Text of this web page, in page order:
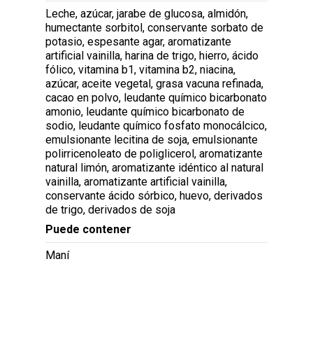
Leche, azúcar, jarabe de glucosa, almidón,
humectante sorbitol, conservante sorbato de
potasio, espesante agar, aromatizante
artificial vainilla, harina de trigo, hierro, ácido
fólico, vitamina b1, vitamina b2, niacina,
azúcar, aceite vegetal, grasa vacuna refinada,
cacao en polvo, leudante químico bicarbonato
amonio, leudante químico bicarbonato de
sodio, leudante químico fosfato monocálcico,
emulsionante lecitina de soja, emulsionante
polirricenoleato de poliglicerol, aromatizante
natural limón, aromatizante idéntico al natural
vainilla, aromatizante artificial vainilla,
conservante ácido sórbico, huevo, derivados
de trigo, derivados de soja
Puede contener
Maní